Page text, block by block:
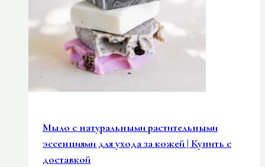
Мыло с натуральными растительными
эссенциями для ухода за кожей | Купить с
доставкой